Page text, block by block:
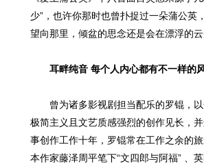
少”，也许你那时也曾扑捉过一朵蒲公
望向那里，倾盆的思念还是会在漂浮的
耳畔纯音 每个人内心都有不一样的
曾为诸多影视剧担当配乐的罗锟，以
极简主义且文艺质感强烈的创作见长，
事创作工作十年，罗锟常在工作之余的
本作家藤泽周平笔下“文四郎与阿福” 、